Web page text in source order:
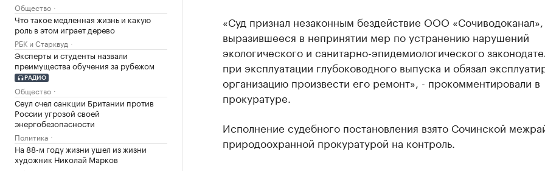
Общество
Что такое медленная жизнь и какую
роль в этом играет дерево
РБК и Старквуд
Эксперты и студенты назвали
преимущества обучения за рубежом
РАДИО
Общество
Сеул счел санкции Британии против
России угрозой своей
энергобезопасности
Политика
На 88-м году жизни ушел из жизни
художник Николай Марков
«Суд признал незаконным бездействие ООО «Сочиводоканал»,
выразившееся в непринятии мер по устранению нарушений
экологического и санитарно-эпидемиологического
при эксплуатации глубоководного выпуска и обязал
организацию произвести его ремонт», - прокомментировали в
прокуратуре.
Исполнение судебного постановления взято Сочинской
природоохранной прокуратурой на контроль.